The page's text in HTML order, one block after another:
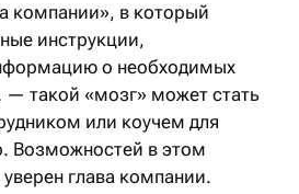
компании», в который
инструкции,
о необходимых
— такой «мозг» может стать
или коучем для
Возможностей в этом
глава компании.